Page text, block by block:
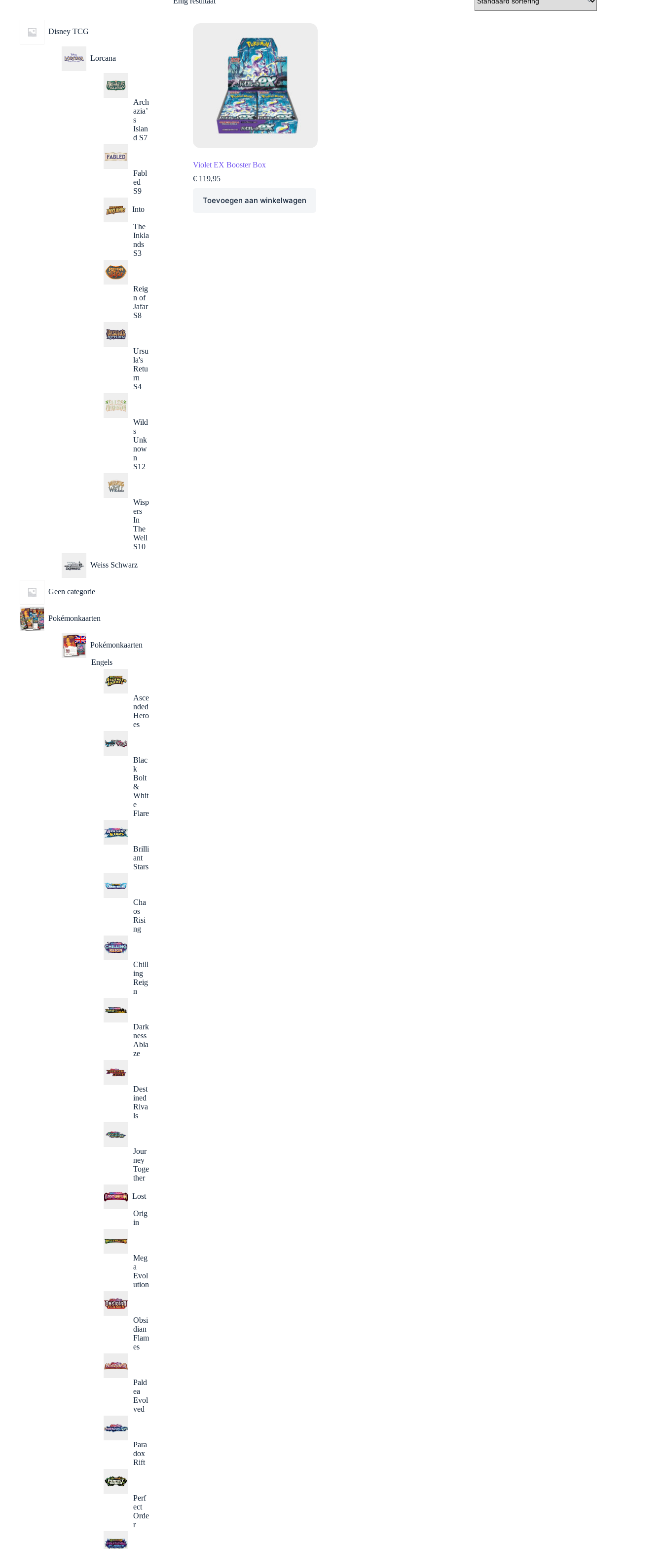
Violet EX Booster Box
€119,95
Toevoegen aan winkelwagen
Disney TCG
Lorcana
Arch
azia’
s
Islan
d S7
Fabl
ed
S9
Into
The
Inkla
nds
S3
Reig
n of
Jafar
S8
Ursu
la's
Retu
rn
S4
Wild
s
Unk
now
n
S12
Wisp
ers
In
The
Well
S10
Weiss Schwarz
Geen categorie
Pokémonkaarten
Pokémonkaarten
Engels
Asce
nded
Hero
es
Blac
k
Bolt
&
Whit
e
Flare
Brilli
ant
Stars
Cha
os
Risi
ng
Chill
ing
Reig
n
Dark
ness
Abla
ze
Dest
ined
Riva
ls
Jour
ney
Toge
ther
Lost
Orig
in
Meg
a
Evol
ution
Obsi
dian
Flam
es
Pald
ea
Evol
ved
Para
dox
Rift
Perf
ect
Orde
r